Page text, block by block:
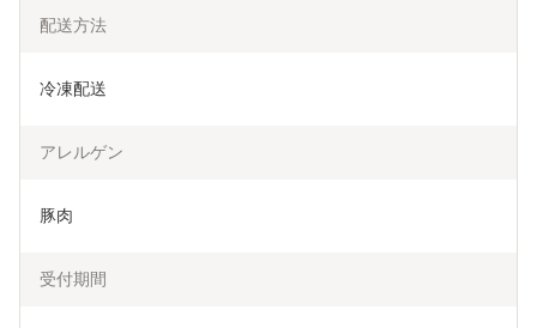
配送方法
冷凍配送
アレルゲン
豚肉
受付期間